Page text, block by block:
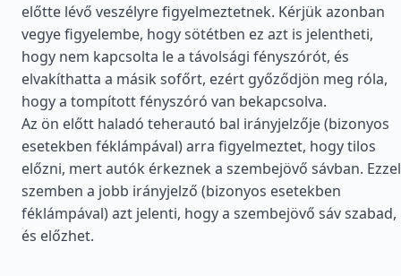
előtte lévő veszélyre figyelmeztetnek. Kérjük azonban
vegye figyelembe, hogy sötétben ez azt is jelentheti,
hogy nem kapcsolta le a távolsági fényszórót, és
elvakíthatta a másik sofőrt, ezért győződjön meg róla,
hogy a tompított fényszóró van bekapcsolva.
Az ön előtt haladó teherautó bal irányjelzője (bizonyos
esetekben féklámpával) arra figyelmeztet, hogy tilos
előzni, mert autók érkeznek a szembejövő sávban. Ezzel
szemben a jobb irányjelző (bizonyos esetekben
féklámpával) azt jelenti, hogy a szembejövő sáv szabad,
és előzhet.